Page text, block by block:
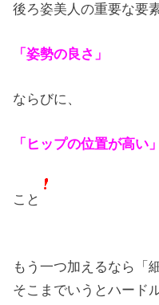
後ろ姿美人の重要な要
「姿勢の良さ」
ならびに、
「ヒップの位置が高い」
こと
もう一つ加えるなら「
そこまでいうとハード